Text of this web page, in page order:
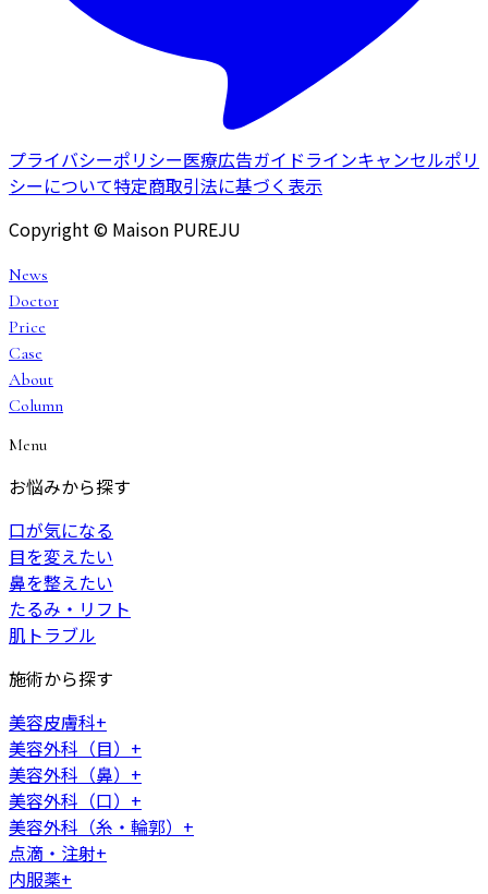
プライバシーポリシー医療広告ガイドラインキャンセルポリ
シーについて特定商取引法に基づく表示
Copyright © Maison PUREJU
News
Doctor
Price
Case
About
Column
Menu
お悩みから探す
口が気になる
目を変えたい
鼻を整えたい
たるみ・リフト
肌トラブル
施術から探す
美容皮膚科+
美容外科（目） +
美容外科（鼻） +
美容外科（口） +
美容外科（糸・輪郭） +
点滴・注射+
内服薬+